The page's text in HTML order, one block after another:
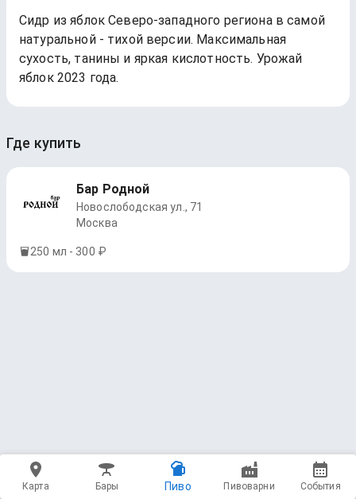
Сидр из яблок Северо-западного региона в самой
натуральной - тихой версии. Максимальная
сухость, танины и яркая кислотность. Урожай
яблок 2023 года.
Где купить
Бар Родной
Новослободская ул., 71
Москва
250 мл - 300 ₽
Карта Бары Пиво Пивоварни События